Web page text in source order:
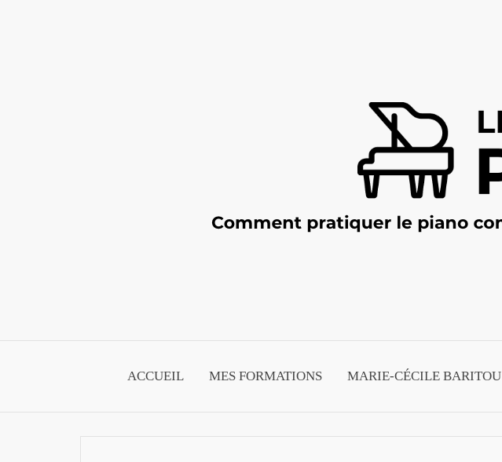
ACCUEIL MES FORMATIONS MARIE-CÉCILE BARITOU